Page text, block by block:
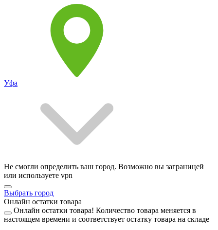
Уфа
Не смогли определить ваш город. Возможно вы заграницей
или используете vpn
Выбрать город
Онлайн остатки товара
Онлайн остатки товара! Количество товара меняется в
настоящем времени и соответствует остатку товара на складе